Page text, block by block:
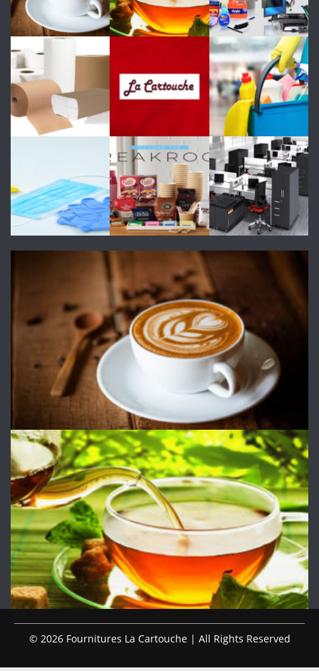
© 2026 Fournitures La Cartouche | All Rights Reserved